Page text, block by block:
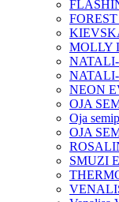
MOLLY
NEON
OJA
Oja
OJA
SMUZI